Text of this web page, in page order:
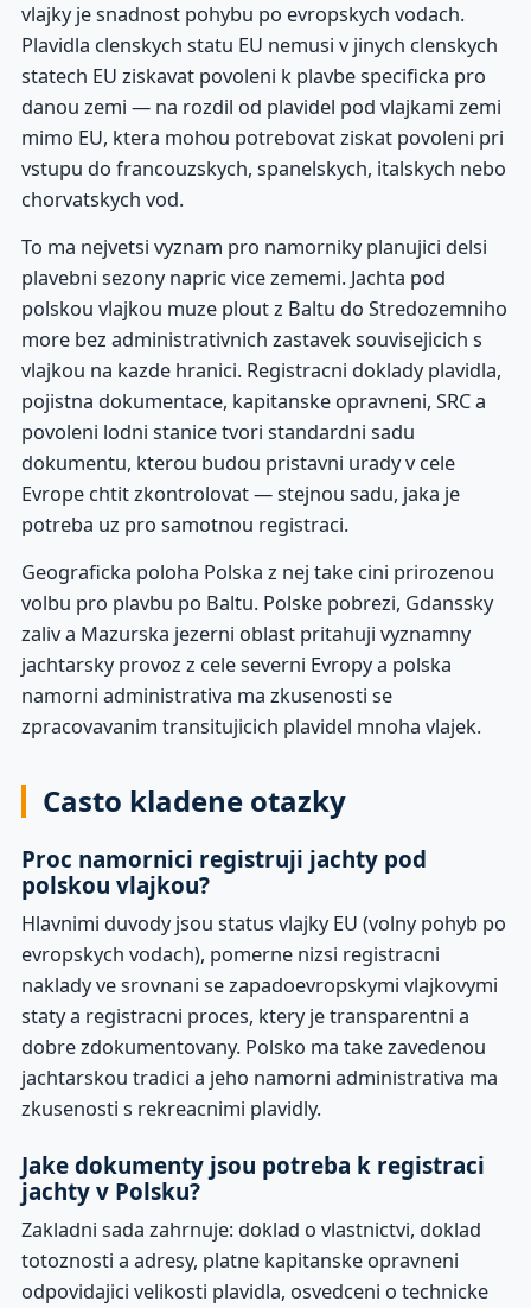
vlajky je snadnost pohybu po evropskych vodach.
Plavidla clenskych statu EU nemusi v jinych clenskych
statech EU ziskavat povoleni k plavbe specificka pro
danou zemi — na rozdil od plavidel pod vlajkami zemi
mimo EU, ktera mohou potrebovat ziskat povoleni pri
vstupu do francouzskych, spanelskych, italskych nebo
chorvatskych vod.
To ma nejvetsi vyznam pro namorniky planujici delsi
plavebni sezony napric vice zememi. Jachta pod
polskou vlajkou muze plout z Baltu do Stredozemniho
more bez administrativnich zastavek souvisejicich s
vlajkou na kazde hranici. Registracni doklady plavidla,
pojistna dokumentace, kapitanske opravneni, SRC a
povoleni lodni stanice tvori standardni sadu
dokumentu, kterou budou pristavni urady v cele
Evrope chtit zkontrolovat — stejnou sadu, jaka je
potreba uz pro samotnou registraci.
Geograficka poloha Polska z nej take cini prirozenou
volbu pro plavbu po Baltu. Polske pobrezi, Gdanssky
zaliv a Mazurska jezerni oblast pritahuji vyznamny
jachtarsky provoz z cele severni Evropy a polska
namorni administrativa ma zkusenosti se
zpracovavanim transitujicich plavidel mnoha vlajek.
Casto kladene otazky
Proc namornici registruji jachty pod
polskou vlajkou?
Hlavnimi duvody jsou status vlajky EU (volny pohyb po
evropskych vodach), pomerne nizsi registracni
naklady ve srovnani se zapadoevropskymi vlajkovymi
staty a registracni proces, ktery je transparentni a
dobre zdokumentovany. Polsko ma take zavedenou
jachtarskou tradici a jeho namorni administrativa ma
zkusenosti s rekreacnimi plavidly.
Jake dokumenty jsou potreba k registraci
jachty v Polsku?
Zakladni sada zahrnuje: doklad o vlastnictvi, doklad
totoznosti a adresy, platne kapitanske opravneni
odpovidajici velikosti plavidla, osvedceni o technicke